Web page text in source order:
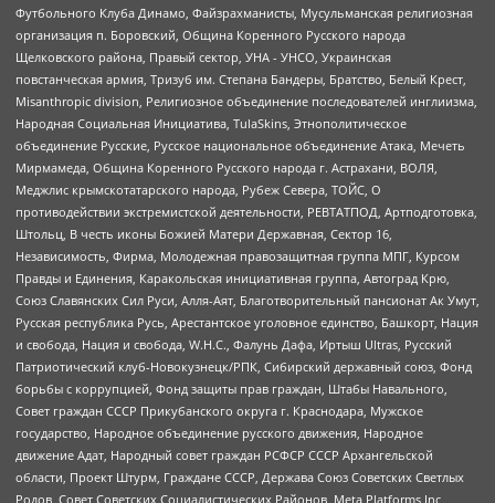
Футбольного Клуба Динамо, Файзрахманисты, Мусульманская религиозная
организация п. Боровский, Община Коренного Русского народа
Щелковского района, Правый сектор, УНА - УНСО, Украинская
повстанческая армия, Тризуб им. Степана Бандеры, Братство, Белый Крест,
Misanthropic division, Религиозное объединение последователей инглиизма,
Народная Социальная Инициатива, TulaSkins, Этнополитическое
объединение Русские, Русское национальное объединение Атака, Мечеть
Мирмамеда, Община Коренного Русского народа г. Астрахани, ВОЛЯ,
Меджлис крымскотатарского народа, Рубеж Севера, ТОЙС, О
противодействии экстремистской деятельности, РЕВТАТПОД, Артподготовка,
Штольц, В честь иконы Божией Матери Державная, Сектор 16,
Независимость, Фирма, Молодежная правозащитная группа МПГ, Курсом
Правды и Единения, Каракольская инициативная группа, Автоград Крю,
Союз Славянских Сил Руси, Алля-Аят, Благотворительный пансионат Ак Умут,
Русская республика Русь, Арестантское уголовное единство, Башкорт, Нация
и свобода, Нация и свобода, W.H.С., Фалунь Дафа, Иртыш Ultras, Русский
Патриотический клуб-Новокузнецк/РПК, Сибирский державный союз, Фонд
борьбы с коррупцией, Фонд защиты прав граждан, Штабы Навального,
Совет граждан СССР Прикубанского округа г. Краснодара, Мужское
государство, Народное объединение русского движения, Народное
движение Адат, Народный совет граждан РСФСР СССР Архангельской
области, Проект Штурм, Граждане СССР, Держава Союз Советских Светлых
Родов, Совет Советских Социалистических Районов, Meta Platforms Inc,